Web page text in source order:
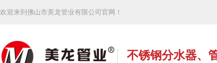
欢迎来到佛山市美龙管业有限公司官网！
不锈钢分水器、